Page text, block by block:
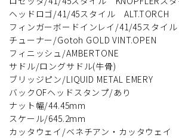
ヘッドロゴ/41/45スタイル ALT.TORCH
フィンガーボードインレイ/41/45スタイル
チューナー/Gotoh GOLD VINT.OPEN
フィニッシュ/AMBERTONE
サドル/ロングサドル(牛骨)
ブリッジピン/LIQUID METAL EMERY
バックOFヘッドスタンプ/あり
ナット幅/44.45mm
スケール/645.2mm
カッタウェイ/ベネチアン・カッタウェイ